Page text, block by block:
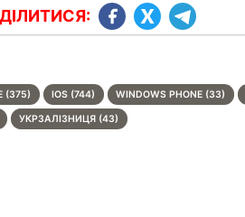
(375) IOS (744) WINDOWS PHONE (33)
УКРЗАЛІЗНИЦЯ (43)